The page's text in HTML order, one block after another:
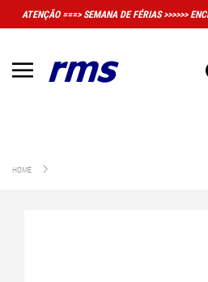
>>>>>> ENCERRADOS SEMANA 10-14 AGOSTO
HOME